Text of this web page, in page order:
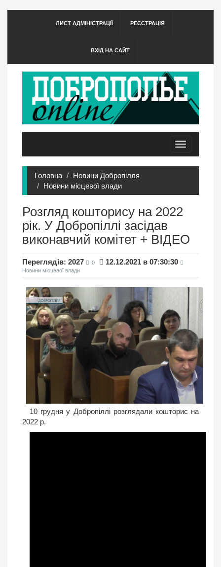
ЛИСТ АДМІНІСТРАЦІЇ РЕЄСТРАЦІЯ
ВХІД НА САЙТ
Toggle
navigation
Головна
Новини Добропілля
Новини місцевої влади
Розгляд кошторису на 2022
рік. У Добропіллі засідав
виконавчий комітет + ВІДЕО
Переглядів: 2027 0 12.12.2021 в 07:30:30
Новини місцевої влади
10 грудня у Добропіллі розглядали кошторис на
2022 р.